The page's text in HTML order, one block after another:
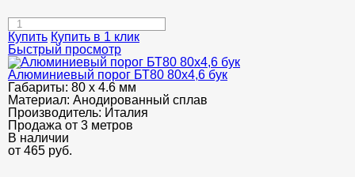
Купить Купить в 1 клик
Быстрый просмотр
Алюминиевый порог БТ80 80х4,6 бук
Габариты: 80 х 4.6 мм
Материал: Анодированный сплав
Производитель: Италия
Продажа от 3 метров
В наличии
от 465 руб.